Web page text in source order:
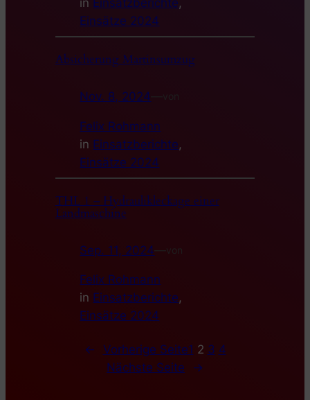
in Einsatzberichte
Einsätze 2024
Absicherung Martinsumzug
Nov. 8, 2024
Felix Rohmann
in Einsatzberichte
Einsätze 2024
THL 1 – Hydraulikleckage einer
Landmaschine
Sep. 11, 2024—von
Felix Rohmann
in Einsatzberichte
Einsätze 2024
← Vorherige Seite1 2 3 4
Nächste Seite
→